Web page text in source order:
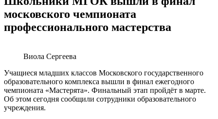
московского чемпионата
профессионального мастерства
Виола Сергеева
Учащиеся младших классов Московского государственного
образовательного комплекса вышли в финал ежегодного
чемпионата «Мастерята». Финальный этап пройдёт в марте.
Об этом сегодня сообщили сотрудники образовательного
учреждения.